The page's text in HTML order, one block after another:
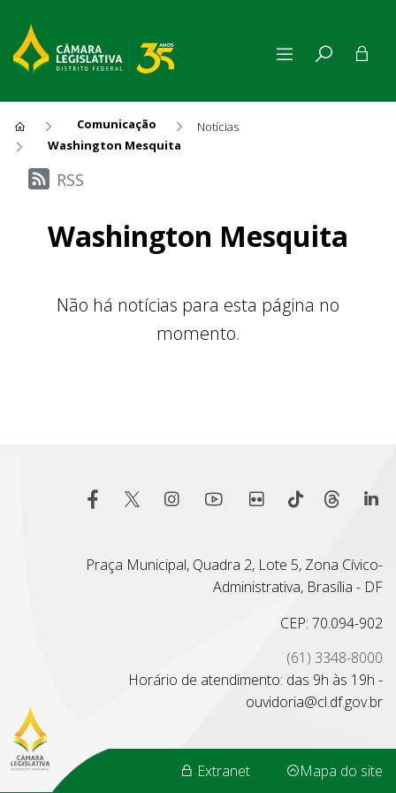
Comunicação
Notícias
Washington Mesquita
Últimas Notícias
RSS
Washington Mesquita
Não há notícias para esta página no
momento.
Praça Municipal, Quadra 2, Lote 5, Zona Cívico-
Administrativa, Brasília - DF
CEP: 70.094-902
(61) 3348-8000
Horário de atendimento: das 9h às 19h -
ouvidoria@cl.df.gov.br
Extranet Mapa do site